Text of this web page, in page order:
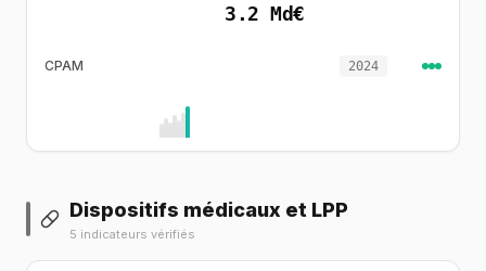
3.2 Md€
CPAM 2024
Dispositifs médicaux et LPP
5 indicateurs vérifiés